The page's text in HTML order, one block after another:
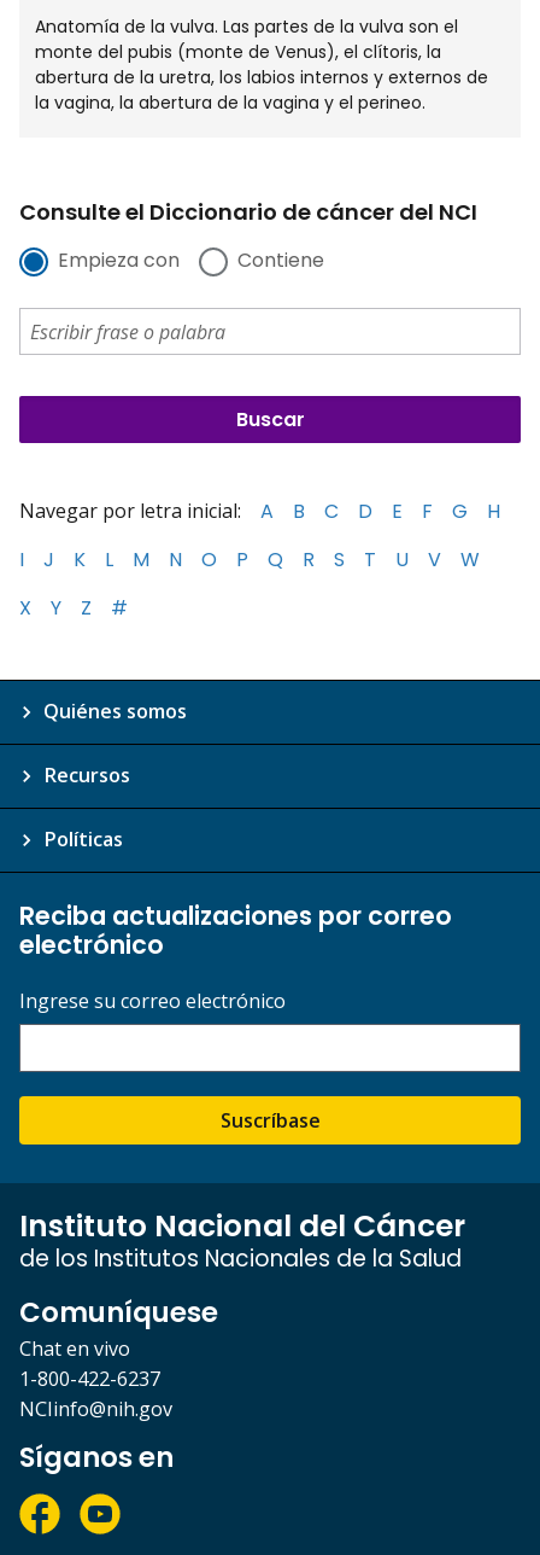
Anatomía de la vulva. Las partes de la vulva son el
monte del pubis (monte de Venus), el clítoris, la
abertura de la uretra, los labios internos y externos de
la vagina, la abertura de la vagina y el perineo.
Consulte el Diccionario de cáncer del NCI
Empieza con Contiene
Navegar por letra inicial: A B C D E F G
H
I
J K L M N O P Q R S T U V
W
X
Y Z #
Quiénes somos
Recursos
Políticas
Reciba actualizaciones por correo
electrónico
Ingrese su correo electrónico
Suscríbase
Instituto Nacional del Cáncer
de los Institutos Nacionales de la Salud
Comuníquese
Chat en vivo
1-800-422-6237
NCIinfo@nih.gov
Síganos en